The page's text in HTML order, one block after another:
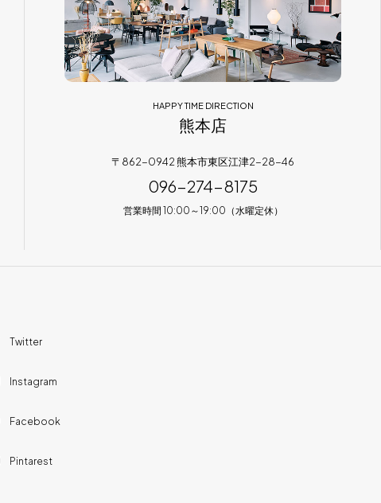
HAPPY TIME DIRECTION
熊本店
〒862-0942 熊本市東区江津2-28-46
096-274-8175
営業時間 10:00～19:00（水曜定休）
Twitter
Instagram
Facebook
Pintarest